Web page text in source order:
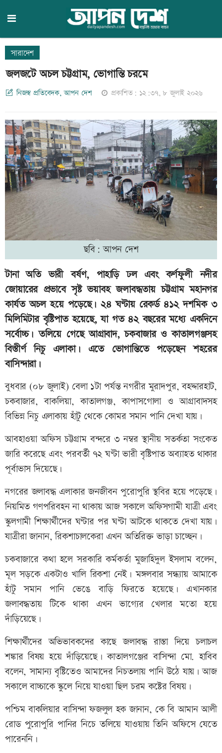
সারাদেশ
জলজটে অচল চট্টগ্রাম, ভোগান্তি চরমে
নিজস্ব প্রতিবেদক, আপন দেশ প্রকাশিত: ১২:৩৭, ৮ জুলাই ২০২৬
ছবি: আপন দেশ
টানা অতি ভারী বর্ষণ, পাহাড়ি ঢল এবং কর্ণফুলী নদীর
জোয়ারের প্রভাবে সৃষ্ট ভয়াবহ জলাবদ্ধতায় চট্টগ্রাম মহানগর
কার্যত অচল হয়ে পড়েছে। ২৪ ঘণ্টায় রেকর্ড ৪১২ দশমিক ৩
মিলিমিটার বৃষ্টিপাত হয়েছে, যা গত ৪২ বছরের মধ্যে একদিনে
সর্বোচ্চ। তলিয়ে গেছে আগ্রাবাদ, চকবাজার ও কাতালগঞ্জসহ
বিস্তীর্ণ নিচু এলাকা। এতে ভোগান্তিতে পড়েছেন শহরের
বাসিন্দারা।
বুধবার (০৮ জুলাই) বেলা ১টা পর্যন্ত নগরীর মুরাদপুর, বহদ্দারহাট,
চকবাজার, বাকলিয়া, কাতালগঞ্জ, কাপাসগোলা ও আগ্রাবাদসহ
বিভিন্ন নিচু এলাকায় হাঁটু থেকে কোমর সমান পানি দেখা যায়।
আবহাওয়া অফিস চট্টগ্রাম বন্দরে ৩ নম্বর স্থানীয় সতর্কতা সংকেত
জারি করেছে এবং পরবর্তী ৭২ ঘণ্টা ভারী বৃষ্টিপাত অব্যাহত থাকার
পূর্বাভাস দিয়েছে।
নগরের জলাবদ্ধ এলাকার জনজীবন পুরোপুরি স্থবির হয়ে পড়েছে।
নিয়মিত গণপরিবহন না থাকায় আজ সকালে অফিসগামী যাত্রী এবং
স্কুলগামী শিক্ষার্থীদের ঘণ্টার পর ঘণ্টা আটকে থাকতে দেখা যায়।
যাত্রীরা জানান, রিকশাচালকেরা এখন অতিরিক্ত ভাড়া চাচ্ছেন।
চকবাজারে কথা হলে সরকারি কর্মকর্তা মুজাহিদুল ইসলাম বলেন,
মূল সড়কে একটাও খালি রিকশা নেই। মঙ্গলবার সন্ধ্যায় আমাকে
হাঁটু সমান পানি ভেঙে বাড়ি ফিরতে হয়েছে। এখানকার
জলাবদ্ধতায় টিকে থাকা এখন ভাগ্যের খেলার মতো হয়ে
দাঁড়িয়েছে।
শিক্ষার্থীদের অভিভাবকদের কাছে জলাবদ্ধ রাস্তা দিয়ে চলাচল
শঙ্কার বিষয় হয়ে দাঁড়িয়েছে। কাতালগঞ্জের বাসিন্দা মো. হাবিব
বলেন, সামান্য বৃষ্টিতেও আমাদের নিচতলায় পানি উঠে যায়। আজ
সকালে বাচ্চাকে স্কুলে নিয়ে যাওয়া ছিল চরম কষ্টের বিষয়।
পশ্চিম বাকলিয়ার বাসিন্দা ফজলুল হক জানান, কে বি আমান আলী
রোড পুরোপুরি পানির নিচে তলিয়ে যাওয়ায় তিনি অফিসে যেতে
পারেননি।